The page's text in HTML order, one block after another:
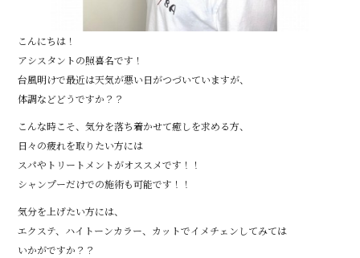
こんにちは！
アシスタントの照喜名です！
台風明けで最近は天気が悪い日がつづいていますが、
体調などどうですか？？
こんな時こそ、気分を落ち着かせて癒しを求める方、
日々の疲れを取りたい方には
スパやトリートメントがオススメです！！
シャンプーだけでの施術も可能です！！
気分を上げたい方には、
エクステ、ハイトーンカラー、カットでイメチェンしてみては
いかがですか？？